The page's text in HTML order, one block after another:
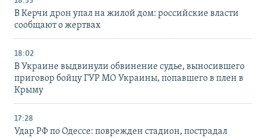
В Керчи дрон упал на жилой дом: российские власти
сообщают о жертвах
18:02
В Украине выдвинули обвинение судье, выносившего
приговор бойцу ГУР МО Украины, попавшего в плен в
Крыму
17:28
Удар РФ по Одессе: поврежден стадион, пострадал